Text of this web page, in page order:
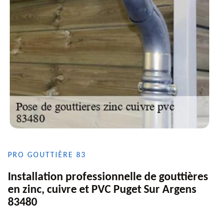
PRO GOUTTIÈRE 83
Installation professionnelle de gouttières
en zinc, cuivre et PVC Puget Sur Argens
83480